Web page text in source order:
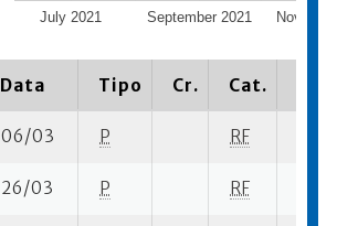
July 2021 September 2021
Data Tipo Cr. Cat.
06/03 P RF
26/03 P RF